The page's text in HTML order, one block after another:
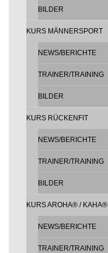
BILDER
KURS MÄNNERSPORT
NEWS/BERICHTE
TRAINER/TRAINING
BILDER
KURS RÜCKENFIT
NEWS/BERICHTE
TRAINER/TRAINING
BILDER
KURS AROHA® / KAHA®
NEWS/BERICHTE
TRAINER/TRAINING